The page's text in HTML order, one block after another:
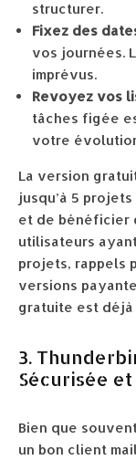
structurer.
Fixez des
vos journées.
imprévus.
Revoyez vos
tâches figée
votre
La version
jusqu’à 5
et de bénéficier
utilisateurs
projets, rappels
versions
gratuite est
3.
Sécurisée
Bien que
un bon client